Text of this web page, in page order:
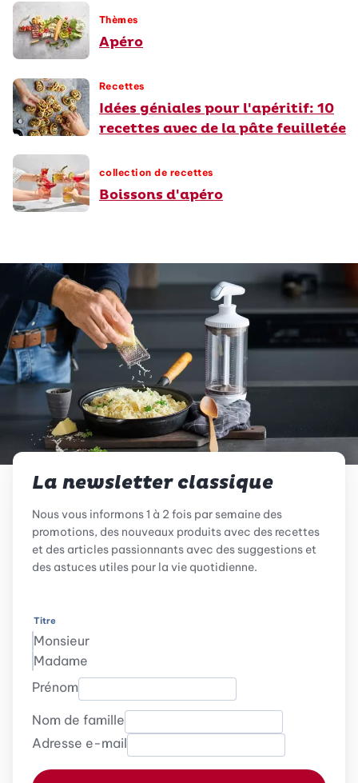
Thèmes
Apéro
Recettes
Idées géniales pour l'apéritif: 10
recettes avec de la pâte feuilletée
collection de recettes
Boissons d'apéro
La newsletter classique
Nous vous informons 1 à 2 fois par semaine des
promotions, des nouveaux produits avec des recettes
et des articles passionnants avec des suggestions et
des astuces utiles pour la vie quotidienne.
Titre
Monsieur
Madame
Prénom
Nom de famille
Adresse e-mail